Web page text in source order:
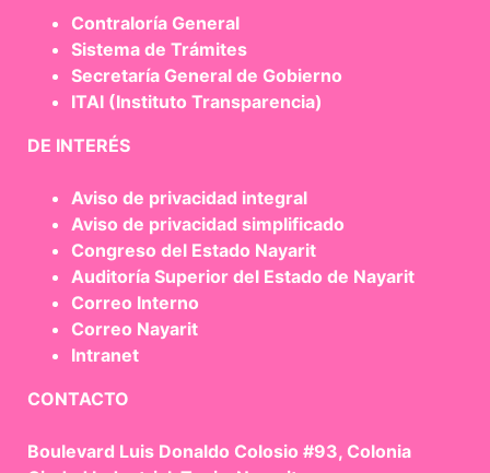
Contraloría General
Sistema de Trámites
Secretaría General de Gobierno
ITAI (Instituto Transparencia)
DE INTERÉS
Aviso de privacidad integral
Aviso de privacidad simplificado
Congreso del Estado Nayarit
Auditoría Superior del Estado de Nayarit
Correo Interno
Correo Nayarit
Intranet
CONTACTO
Boulevard Luis Donaldo Colosio #93, Colonia